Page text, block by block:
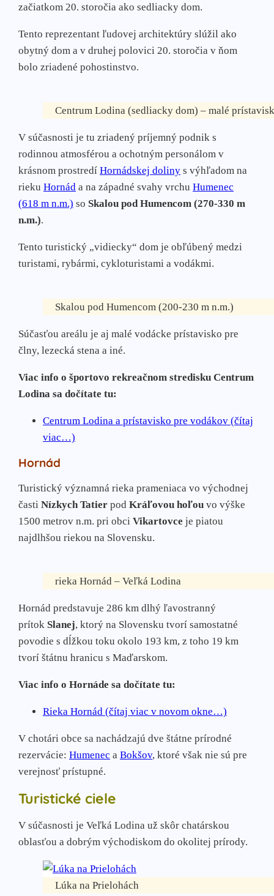
začiatkom 20. storočia ako sedliacky dom.
Tento reprezentant ľudovej architektúry slúžil ako
obytný dom a v druhej polovici 20. storočia v ňom
bolo zriadené pohostinstvo.
Centrum Lodina (sedliacky dom) – malé
V súčasnosti je tu zriadený príjemný podnik s
rodinnou atmosférou a ochotným personálom v
krásnom prostredí Hornádskej doliny s výhľadom na
rieku Hornád a na západné svahy vrchu Humenec
(618 m n.m.) so Skalou pod Humencom (270-330 m
n.m.).
Tento turistický „vidiecky“ dom je obľúbený medzi
turistami, rybármi, cykloturistami a vodákmi.
Skalou pod Humencom (200-230 m n.m.)
Súčasťou areálu je aj malé vodácke prístavisko pre
člny, lezecká stena a iné.
Viac info o športovo rekreačnom stredisku Centrum
Lodina sa dočítate tu:
Centrum Lodina a prístavisko pre vodákov (čítaj
viac…)
Hornád
Turistický významná rieka prameniaca vo východnej
časti Nízkych Tatier pod Kráľovou hoľou vo výške
1500 metrov n.m. pri obci Vikartovce je piatou
najdlhšou riekou na Slovensku.
rieka Hornád – Veľká Lodina
Hornád predstavuje 286 km dlhý ľavostranný
prítok Slanej, ktorý na Slovensku tvorí samostatné
povodie s dĺžkou toku okolo 193 km, z toho 19 km
tvorí štátnu hranicu s Maďarskom.
Viac info o Hornáde sa dočítate tu:
Rieka Hornád (čítaj viac v novom okne…)
V chotári obce sa nachádzajú dve štátne prírodné
rezervácie: Humenec a Bokšov, ktoré však nie sú pre
verejnosť prístupné.
Turistické ciele
V súčasnosti je Veľká Lodina už skôr chatárskou
oblasťou a dobrým východiskom do okolitej prírody.
Lúka na Prielohách